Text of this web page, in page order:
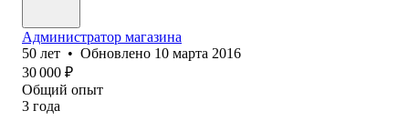
Администратор магазина
50 лет • Обновлено 10 марта 2016
30 000 ₽
Общий опыт
3 года